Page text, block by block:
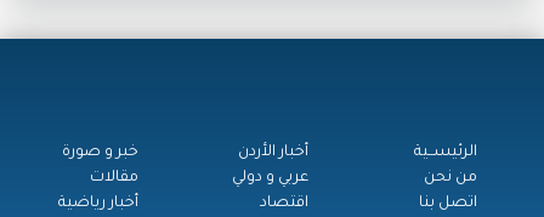
الرئيســية
من نحن
اتصل بنا
أخبار الأردن
عربي و دولي
اقتصاد
خبر و صورة
مقالات
أخبار رياضية